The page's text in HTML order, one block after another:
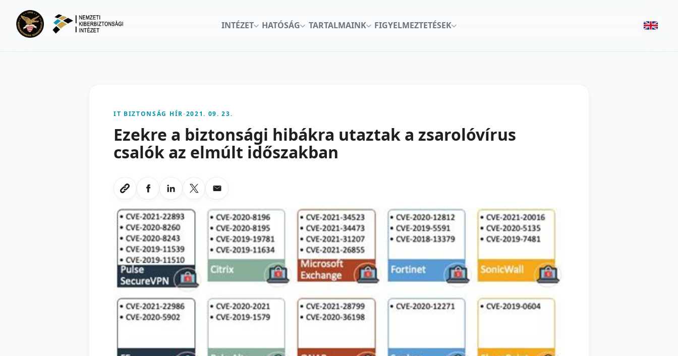
INTÉZET
HATÓSÁG TARTALMAINK FIGYELMEZTETÉSEK
IT BIZTONSÁG HÍR-2021. 09. 23.
Ezekre a biztonsági hibákra utaztak a zsarolóvírus
csalók az elmúlt időszakban
Link masolasa
Megosztas Facebookon
Megosztas LinkedInen
Megosztas X-en
Megosztas emailben